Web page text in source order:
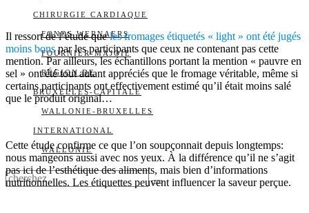
CHIRURGIE CARDIAQUE
FONDS WERNAERS
FOURNIER-MAJOIE
RÉGION DE
BRUXELLES-CAPITALE
WALLONIE-BRUXELLES
INTERNATIONAL
WALLONIE
Il ressort de l’étude queles fromages étiquetés « light » ont été jugés
moins bonspar les participants que ceux ne contenant pas cette
mention. Par ailleurs, les échantillons portant la mention « pauvre en
sel » ont été tout autant appréciés que le fromage véritable, même si
certains participants ont effectivement estimé qu’il était moins salé
que le produit original…
Cette étude confirme ce que l’on soupçonnait depuis longtemps:
nous mangeons aussi avec nos yeux. À la différence qu’il ne s’agit
pas ici de l’esthétique des aliments, mais bien d’informations
nutritionnelles. Les étiquettes peuvent influencer la saveur perçue.